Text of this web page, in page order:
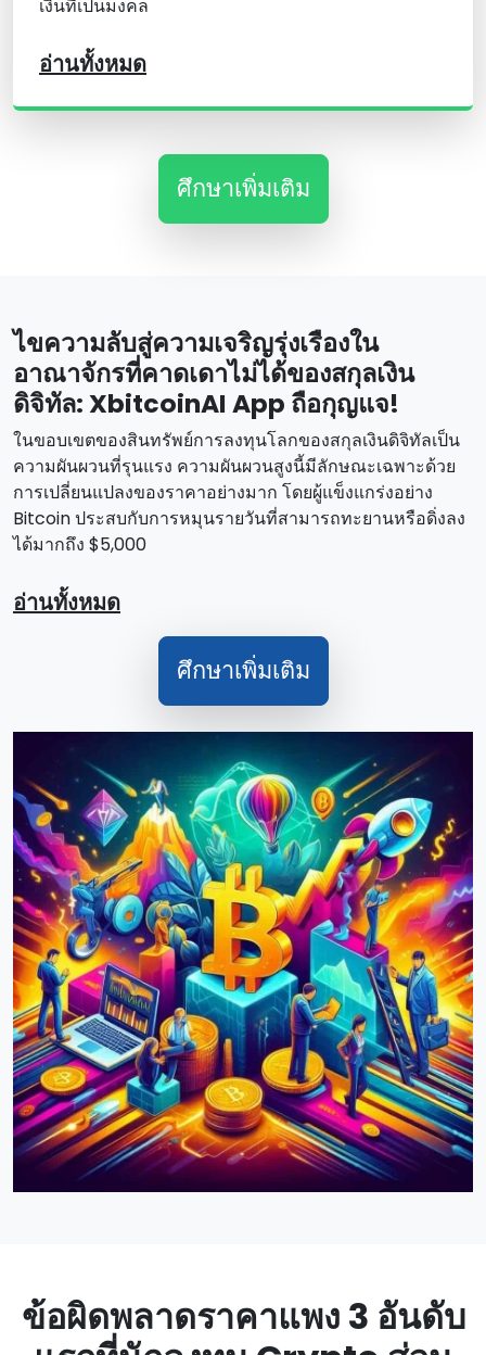
เงินที่เป็นมงคล
อ่านทั้งหมด
ศึกษาเพิ่มเติม
ไขความลับสู่ความเจริญรุ่งเรืองใน
อาณาจักรที่คาดเดาไม่ได้ของสกุลเงิน
ดิจิทัล: XbitcoinAI App ถือกุญแจ!
ในขอบเขตของสินทรัพย์การลงทุนโลกของสกุลเงินดิจิทัลเป็น
ความผันผวนที่รุนแรง ความผันผวนสูงนี้มีลักษณะเฉพาะด้วย
การเปลี่ยนแปลงของราคาอย่างมาก โดยผู้แข็งแกร่งอย่าง
Bitcoin ประสบกับการหมุนรายวันที่สามารถทะยานหรือดิ่งลง
ได้มากถึง $5,000
อ่านทั้งหมด
ศึกษาเพิ่มเติม
ข้อผิดพลาดราคาแพง 3 อันดับ